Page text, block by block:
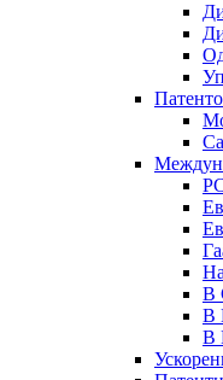
В
В
В